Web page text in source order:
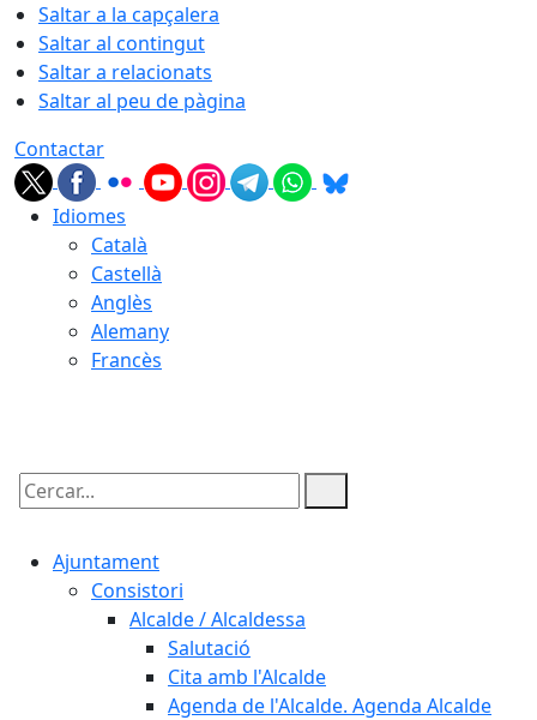
Saltar a la capçalera
Saltar al contingut
Saltar a relacionats
Saltar al peu de pàgina
Contactar
Idiomes
Català
Castellà
Anglès
Alemany
Francès
Cercar:
Ajuntament
Consistori
Alcalde / Alcaldessa
Salutació
Cita amb l'Alcalde
Agenda de l'Alcalde. Agenda Alcalde